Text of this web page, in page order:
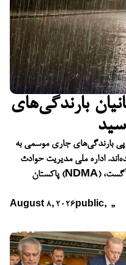
بارندگی‌های
پی بارندگی‌های جاری موسمی به
زخمی شده‌اند. اداره ملی مدیریت حوادث
پاکستان (NDMA) با پیش‌بینی آغاز موج تازه بارندگی‌ها از ۸ آگست،
August 8, 2026 public, ,,